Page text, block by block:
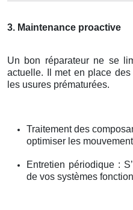
3. Maintenance proactive
Un bon réparateur ne se
actuelle. Il met en place
les usures prématurées.
Traitement des
optimiser les
Entretien périodique :
de vos systèmes